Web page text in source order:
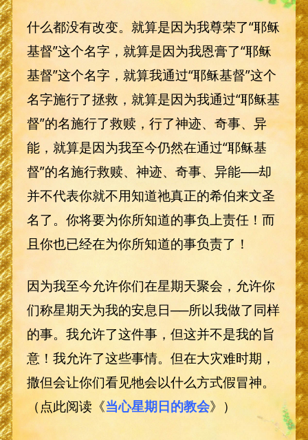
什么都没有改变。就算是因为我尊荣了“耶稣
基督”这个名字，就算是因为我恩膏了“耶稣
基督”这个名字，就算我通过“耶稣基督”这个
名字施行了拯救，就算是因为我通过“耶稣基
督”的名施行了救赎，行了神迹、奇事、异
能，就算是因为我至今仍然在通过“耶稣基
督”的名施行救赎、神迹、奇事、异能──却
并不代表你就不用知道祂真正的希伯来文圣
名了。你将要为你所知道的事负上责任！而
且你也已经在为你所知道的事负责了！
因为我至今允许你们在星期天聚会，允许你
们称星期天为我的安息日──所以我做了同样
的事。我允许了这件事，但这并不是我的旨
意！我允许了这些事情。但在大灾难时期，
撒但会让你们看见牠会以什么方式假冒神。
（点此阅读《当心星期日的教会》）